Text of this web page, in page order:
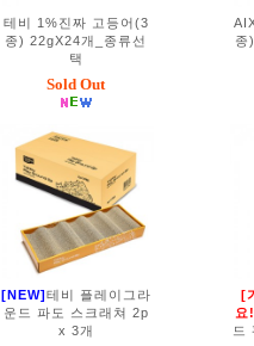
테비 1%진짜 고등어(3
종) 22gX24개_종류선
택
Sold Out
종
[NEW]테비 플레이그라
운드 파도 스크래쳐 2p
x 3개
[
드